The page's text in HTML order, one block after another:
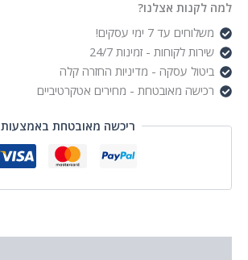
למה לקנות אצלנו?
משלוחים עד 7 ימי עסקים!
שירות לקוחות - זמינות 24/7
ביטול עסקה - מדיניות החזרה קלה
רכישה מאובטחת - מחירים אטקרטיביים
ריכשה מאובטחת באמצעות